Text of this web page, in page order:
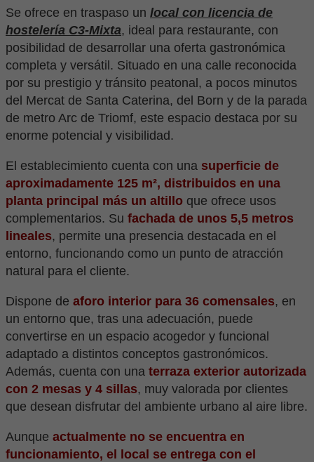
Se ofrece en traspaso un local con licencia de
hostelería C3-Mixta, ideal para restaurante, con
posibilidad de desarrollar una oferta gastronómica
completa y versátil. Situado en una calle reconocida
por su prestigio y tránsito peatonal, a pocos minutos
del Mercat de Santa Caterina, del Born y de la parada
de metro Arc de Triomf, este espacio destaca por su
enorme potencial y visibilidad.
El establecimiento cuenta con una superficie de
aproximadamente 125 m², distribuidos en una
planta principal más un altillo que ofrece usos
complementarios. Su fachada de unos 5,5 metros
lineales, permite una presencia destacada en el
entorno, funcionando como un punto de atracción
natural para el cliente.
Dispone de aforo interior para 36 comensales, en
un entorno que, tras una adecuación, puede
convertirse en un espacio acogedor y funcional
adaptado a distintos conceptos gastronómicos.
Además, cuenta con una terraza exterior autorizada
con 2 mesas y 4 sillas, muy valorada por clientes
que desean disfrutar del ambiente urbano al aire libre.
Aunque actualmente no se encuentra en
funcionamiento, el local se entrega con el